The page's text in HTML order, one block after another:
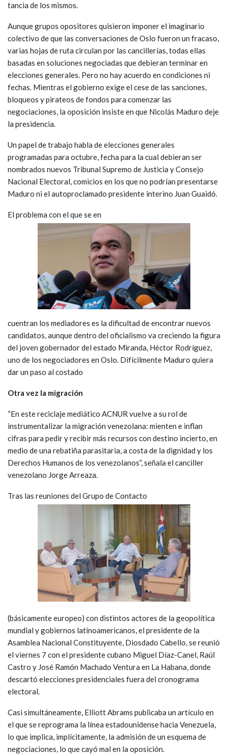
tancia de los mismos.
Aunque grupos opositores quisieron imponer el imaginario
colectivo de que las conversaciones de Oslo fueron un fracaso,
varias hojas de ruta circulan por las cancillerías, todas ellas
basadas en soluciones negociadas que debieran terminar en
elecciones generales. Pero no hay acuerdo en condiciones ni
fechas. Mientras el gobierno exige el cese de las sanciones,
bloqueos y pirateos de fondos para comenzar las
negociaciones, la oposición insiste en que Nicolás Maduro deje
la presidencia.
Un papel de trabajo habla de elecciones generales
programadas para octubre, fecha para la cual debieran ser
nombrados nuevos Tribunal Supremo de Justicia y Consejo
Nacional Electoral, comicios en los que no podrían presentarse
Maduro ni el autoproclamado presidente interino Juan Guaidó.
El problema con el que se en
cuentran los mediadores es la dificultad de encontrar nuevos
candidatos, aunque dentro del oficialismo va creciendo la figura
del joven gobernador del estado Miranda, Héctor Rodríguez,
uno de los negociadores en Oslo. Difícilmente Maduro quiera
dar un paso al costado
Otra vez la migración
“En este reciclaje mediático ACNUR vuelve a su rol de
instrumentalizar la migración venezolana: mienten e inflan
cifras para pedir y recibir más recursos con destino incierto, en
medio de una rebatiña parasitaria, a costa de la dignidad y los
Derechos Humanos de los venezolanos”, señala el canciller
venezolano Jorge Arreaza.
Tras las reuniones del Grupo de Contacto
(básicamente europeo) con distintos actores de la geopolítica
mundial y gobiernos latinoamericanos, el presidente de la
Asamblea Nacional Constituyente, Diosdado Cabello, se reunió
el viernes 7 con el presidente cubano Miguel Díaz-Canel, Raúl
Castro y José Ramón Machado Ventura en La Habana, donde
descartó elecciones presidenciales fuera del cronograma
electoral.
Casi simultáneamente, Elliott Abrams publicaba un artículo en
el que se reprograma la línea estadounidense hacia Venezuela,
lo que implica, implícitamente, la admisión de un esquema de
negociaciones, lo que cayó mal en la oposición.